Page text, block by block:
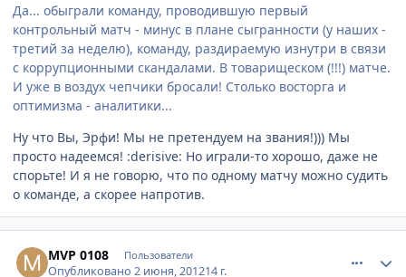
Да... обыграли команду, проводившую первый
контрольный матч - минус в плане сыгранности (у наших -
третий за неделю), команду, раздираемую изнутри в связи
с коррупционными скандалами. В товарищеском (!!!) матче.
И уже в воздух чепчики бросали! Столько восторга и
оптимизма - аналитики...
Ну что Вы, Эрфи! Мы не претендуем на звания!))) Мы
просто надеемся! :derisive: Но играли-то хорошо, даже не
спорьте! И я не говорю, что по одному матчу можно судить
о команде, а скорее напротив.
MVP 0108 Пользователи
Опубликовано2 июня, 201214 г.